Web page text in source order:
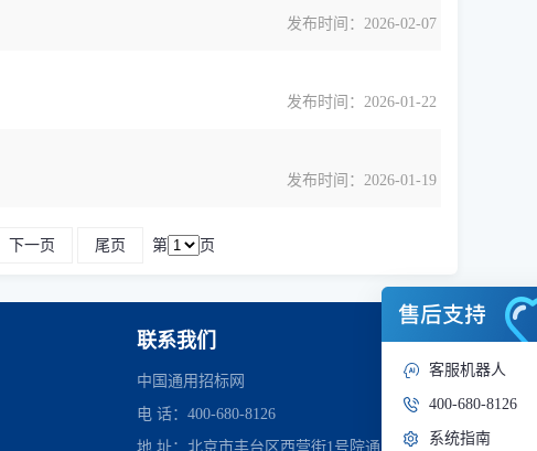
发布时间：2026-02-07
发布时间：2026-01-22
发布时间：2026-01-19
下一页 尾页 第 页
联系我们
中国通用招标网
电 话：400-680-8126
地 址：北京市丰台区西营街1号院通用时代中心
客服机器人
400-680-8126
系统指南